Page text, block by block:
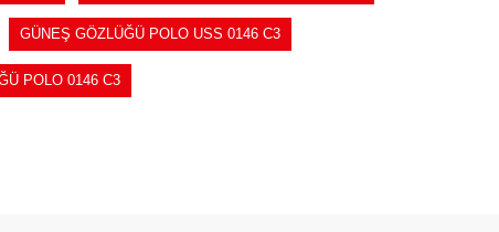
GÜNEŞ GÖZLÜĞÜ POLO USS 0146 C3
POLO 0146 C3